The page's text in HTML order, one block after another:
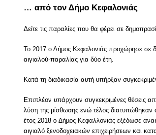
… από τον Δήμο Κεφαλονιάς
Δείτε τις παραλίες που θα φέρει σε
Το 2017 ο Δήμος Κεφαλονιάς προχώρησε σε
αιγιαλού-παραλίας για δύο έτη.
Κατά τη διαδικασία αυτή υπήρξαν
Επιπλέον υπάρχουν συγκεκριµένες θέσεις
λύση της µίσθωσης ενώ τέλος διατυπώθηκαν
έτος 2018 ο ∆ήµος Κεφαλλονιάς εξέδωσε
αιγιαλό ξενοδοχειακών επιχειρήσεων και